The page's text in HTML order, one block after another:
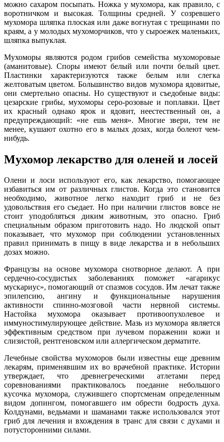
можно сахаром посыпать. Ножка у мухомора, как правило, с
воротничком и высокая. Толщины средней. У созревшего
мухомора шляпка плоская или даже вогнутая с трещинами по
краям, а у молодых мухоморчиков, что у сыроежек маленьких,
шляпка выпуклая.
Мухоморы являются родом грибов семейства мухоморовые
(аманитовые). Споры имеют белый или почти белый цвет.
Пластинки характеризуются также белым или слегка
желтоватым цветом. Большинство видов мухомора ядовитые,
они смертельно опасны. Но существуют и съедобные виды:
цезарские грибы, мухоморы серо-розовые и поплавки. Цвет
их красный однако ярок и ядовит, неестественный он, а
предупреждающий: «не ешь меня». Многие звери, тем не
менее, кушают охотно его в малых дозах, когда болеют чем-
нибудь.
Мухомор лекарство для оленей и лосей
Олени и лоси используют его, как лекарство, помогающее
избавиться им от различных глистов. Когда это становится
необходимо, животное легко находит гриб и не без
удовольствия его съедает. Но при наличии глистов вовсе не
стоит уподобляться диким животным, это опасно. Гриб
специальным образом приготовить надо. Но людской опыт
показывает, что мухомор при соблюдении установленных
правил принимать в пищу в виде лекарства и в небольших
дозах можно.
Французы на основе мухомора снотворное делают. А при
сердечно-сосудистых заболеваниях поможет «агарикус
мускариус», помогающий от спазмов сосудов. Им лечат также
эпилепсию, ангину и функциональные нарушения
активности спинно-мозговой части нервной системы.
Настойка мухомора оказывает противоопухолевое и
иммуностимулирующее действие. Мазь из мухомора является
эффективным средством при лучевом поражении кожи и
слизистой, рентгеновском или аллергическом дерматите.
Лечебные свойства мухоморов были известны еще древним
лекарям, применявшим их во врачебной практике. Истории
утверждает, что древнегреческими атлетами перед
соревнованиями практиковалось поедание небольшого
кусочка мухомора, служившего спортсменам определенным
видом допингом, помогавшего им обрести бодрость духа.
Колдунами, ведьмами и шаманами также использовался этот
гриб для лечения и вхождения в транс для связи с духами и
потусторонними силами.